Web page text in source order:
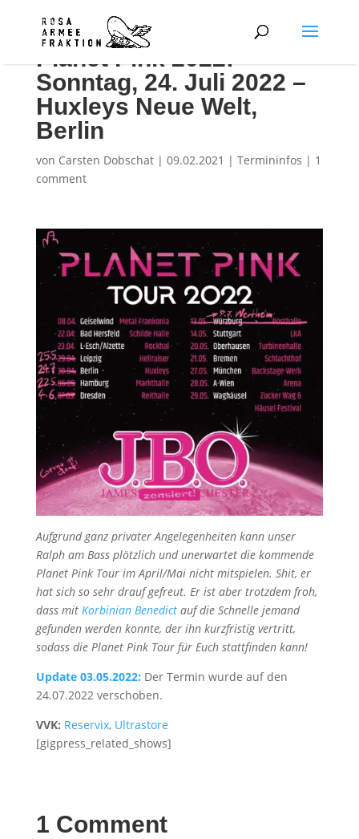
Planet Pink 2022:
Sonntag, 24. Juli 2022 –
Huxleys Neue Welt,
Berlin
von Carsten Dobschat| 09.02.2021 | Termininfos | 1
comment
Aufgrund ganz privater Angelegenheiten kann unser
Ralph am Bass plötzlich und unerwartet die kommende
Planet Pink Tour im April/Mai nicht mitspielen. Shit, er
hat sich so sehr drauf gefreut. Er ist aber trotzdem froh,
dass mit Korbinian Benedictauf die Schnelle jemand
gefunden werden konnte, der ihn kurzfristig vertritt,
sodass die Planet Pink Tour für Euch stattfinden kann!
Update 03.05.2022: Der Termin wurde auf den
24.07.2022 verschoben.
VVK: Reservix, Ultrastore
[gigpress_related_shows]
1 Comment